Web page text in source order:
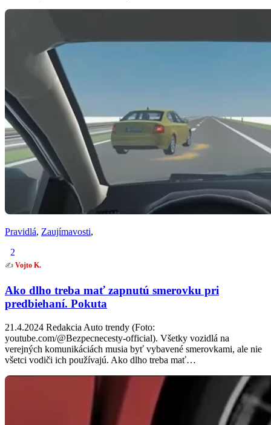
Pravidlá, Zaujímavosti,
2
✍️ Vojto K.
Ako dlho treba mať zapnutú smerovku pri
predbiehaní. Pokuta
21.4.2024 Redakcia Auto trendy (Foto:
youtube.com/@Bezpecnecesty-official). Všetky vozidlá na
verejných komunikáciách musia byť vybavené smerovkami, ale nie
všetci vodiči ich používajú. Ako dlho treba mať…